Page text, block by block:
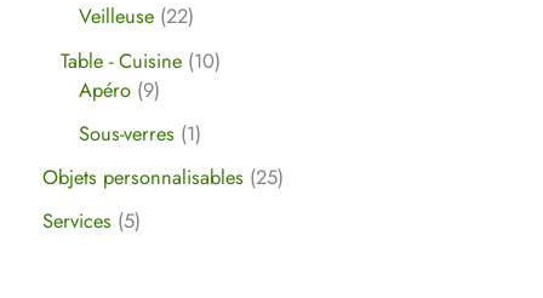
Veilleuse 22
Table - Cuisine 10
Apéro 9
Sous-verres 1
Objets personnalisables 25
Services 5